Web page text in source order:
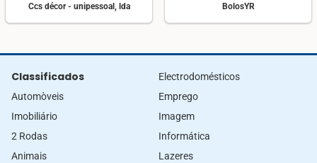
Ccs décor - unipessoal, lda BolosYR
Classificados
Automòveis
Imobiliário
2 Rodas
Animais
Electrodomésticos
Emprego
Imagem
Informática
Lazeres